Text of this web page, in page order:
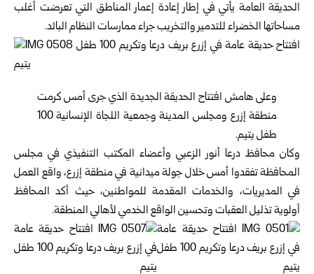
الحديقة العامة يأتي في إطار إعادة إعمار المناطق التي تعرضت أغلب
مساحاتها الخضراء للتدمير والتخريب جراء ممارسات النظام البائد.
وعلى هامش افتتاح الحديقة الجديدة الذي جرى أمس كرمت
منطقة إزرع ومجلس المدينة وجمعية اللجاة الإنسانية 100
طفل يتيم.
وكان محافظ درعا أنور الزعبي وأعضاء المكتب التنفيذي في مجلس
المحافظة تفقدوا أمس خلال جولة ميدانية في منطقة إزرع، واقع العمل
في المديريات، والخدمات المقدمة للمواطنين، حيث أكد المحافظ
أولوية تذليل العقبات وتحسين الواقع الخدمي لأهالي المنطقة.